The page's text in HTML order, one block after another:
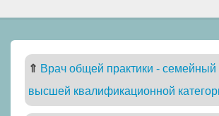
⇑ Врач общей практики - семейный
высшей квалификационной